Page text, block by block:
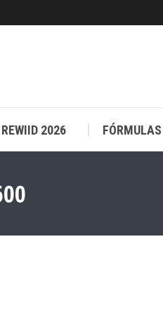
2026 FÓRMULAS
2026 FÓRMULAS